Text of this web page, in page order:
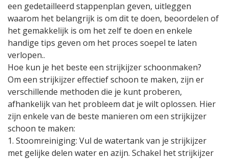
een gedetailleerd stappenplan geven, uitleggen
waarom het belangrijk is om dit te doen, beoordelen of
het gemakkelijk is om het zelf te doen en enkele
handige tips geven om het proces soepel te laten
verlopen..
Hoe kun je het beste een strijkijzer schoonmaken?
Om een strijkijzer effectief schoon te maken, zijn er
verschillende methoden die je kunt proberen,
afhankelijk van het probleem dat je wilt oplossen. Hier
zijn enkele van de beste manieren om een strijkijzer
schoon te maken:
1. Stoomreiniging: Vul de watertank van je strijkijzer
met gelijke delen water en azijn. Schakel het strijkijzer